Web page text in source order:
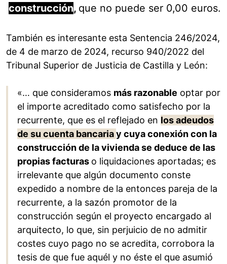
construcción, que no puede ser 0,00 euros.
También es interesante esta Sentencia 246/2024,
de 4 de marzo de 2024, recurso 940/2022 del
Tribunal Superior de Justicia de Castilla y León:
«… que consideramos más razonable optar por
el importe acreditado como satisfecho por la
recurrente, que es el reflejado en los adeudos
de su cuenta bancariay cuya conexión con la
construcción de la vivienda se deduce de las
propias facturas o liquidaciones aportadas; es
irrelevante que algún documento conste
expedido a nombre de la entonces pareja de la
recurrente, a la sazón promotor de la
construcción según el proyecto encargado al
arquitecto, lo que, sin perjuicio de no admitir
costes cuyo pago no se acredita, corrobora la
tesis de que fue aquél y no éste el que asumió